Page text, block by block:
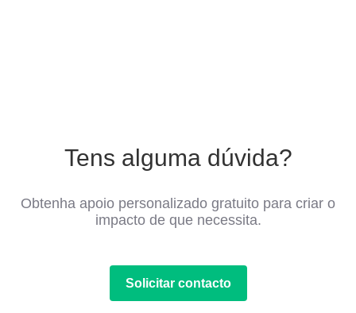
Tens alguma dúvida?
Obtenha apoio personalizado gratuito para criar o
impacto de que necessita.
Solicitar contacto